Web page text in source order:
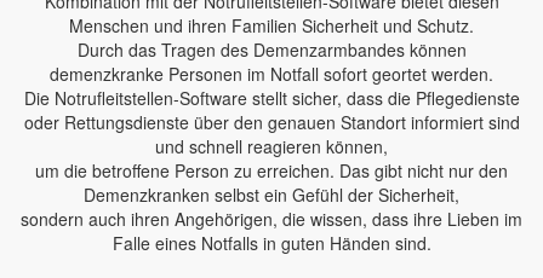
Menschen und ihren Familien Sicherheit und Schutz.
Durch das Tragen des Demenzarmbandes können
demenzkranke Personen im Notfall sofort geortet werden.
Die Notrufleitstellen-Software stellt sicher, dass die Pflegedienste
oder Rettungsdienste über den genauen Standort informiert sind
und schnell reagieren können,
um die betroffene Person zu erreichen. Das gibt nicht nur den
Demenzkranken selbst ein Gefühl der Sicherheit,
sondern auch ihren Angehörigen, die wissen, dass ihre Lieben im
Falle eines Notfalls in guten Händen sind.